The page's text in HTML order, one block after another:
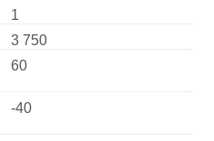
1
3 750
60
-40